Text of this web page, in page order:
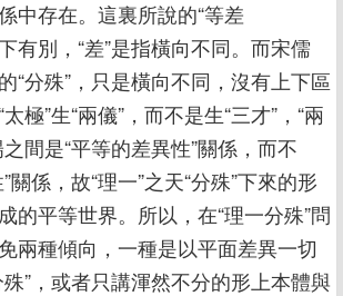
中存在。這裏所說的“等差
有別，“差”是指橫向不同。而宋儒
“分殊”，只是橫向不同，沒有上下區
極”生“兩儀”，而不是生“三才”，“兩
間是“平等的差異性”關係，而不
關係，故“理一”之天“分殊”下來的形
的平等世界。所以，在“理一分殊”問
兩種傾向，一種是以平面差異一切
”，或者只講渾然不分的形上本體與